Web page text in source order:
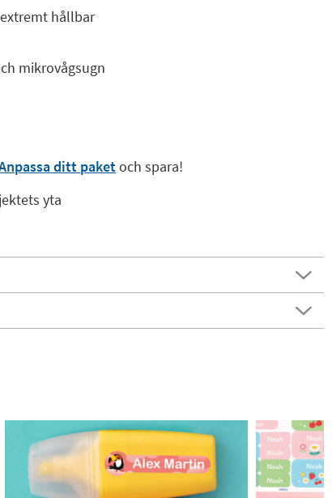
hållbar
mikrovågsugn
ditt paketoch spara!
yta